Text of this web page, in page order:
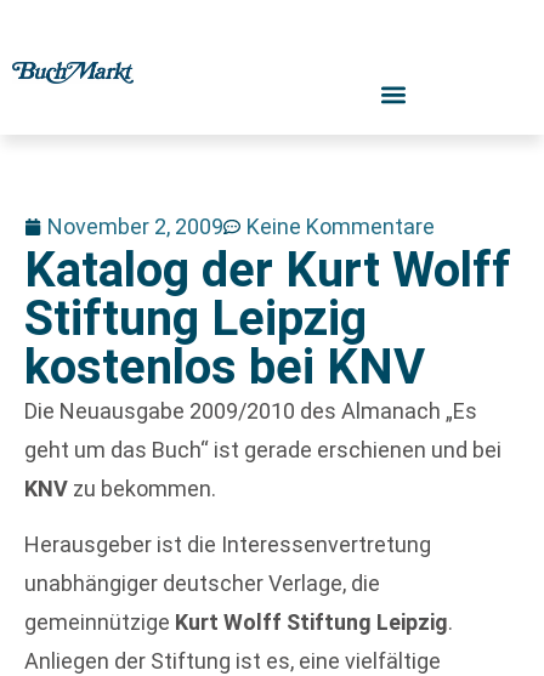
November 2, 2009 Keine Kommentare
Katalog der Kurt Wolff
Stiftung Leipzig
kostenlos bei KNV
Die Neuausgabe 2009/2010 des Almanach „Es
geht um das Buch“ ist gerade erschienen und bei
KNV zu bekommen.
Herausgeber ist die Interessenvertretung
unabhängiger deutscher Verlage, die
gemeinnützige Kurt Wolff Stiftung Leipzig.
Anliegen der Stiftung ist es, eine vielfältige